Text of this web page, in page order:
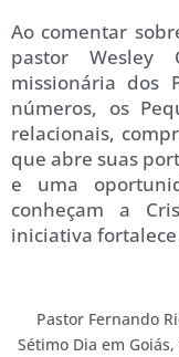
Ao comentar
pastor Wesley
missionária dos
números, os
relacionais,
que abre suas
e uma
conheçam a
iniciativa
Pastor Fernando
Sétimo Dia em